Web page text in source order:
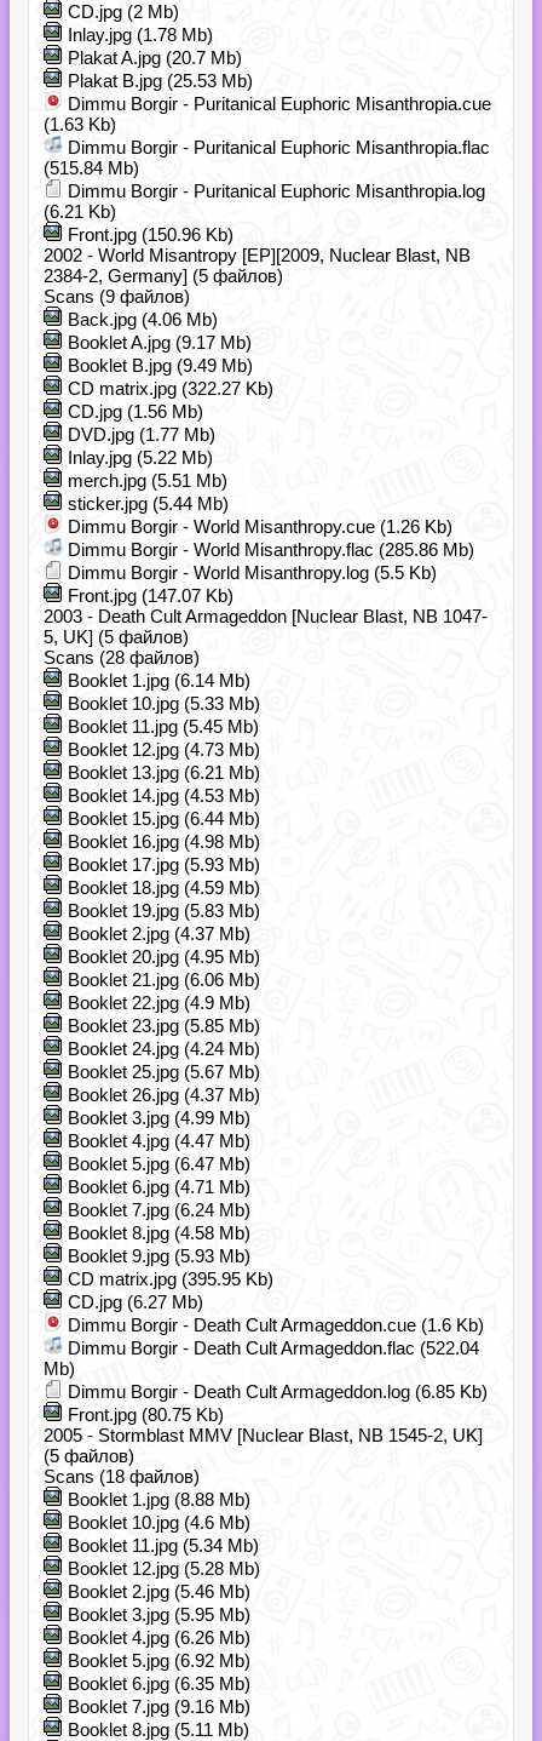
CD.jpg (2 Mb)
Inlay.jpg (1.78 Mb)
Plakat A.jpg (20.7 Mb)
Plakat B.jpg (25.53 Mb)
Dimmu Borgir - Puritanical Euphoric Misanthropia.cue
(1.63 Kb)
Dimmu Borgir - Puritanical Euphoric Misanthropia.flac
(515.84 Mb)
Dimmu Borgir - Puritanical Euphoric Misanthropia.log
(6.21 Kb)
Front.jpg (150.96 Kb)
2002 - World Misantropy [EP][2009, Nuclear Blast, NB
2384-2, Germany] (5 файлов)
Scans (9 файлов)
Back.jpg (4.06 Mb)
Booklet A.jpg (9.17 Mb)
Booklet B.jpg (9.49 Mb)
CD matrix.jpg (322.27 Kb)
CD.jpg (1.56 Mb)
DVD.jpg (1.77 Mb)
Inlay.jpg (5.22 Mb)
merch.jpg (5.51 Mb)
sticker.jpg (5.44 Mb)
Dimmu Borgir - World Misanthropy.cue (1.26 Kb)
Dimmu Borgir - World Misanthropy.flac (285.86 Mb)
Dimmu Borgir - World Misanthropy.log (5.5 Kb)
Front.jpg (147.07 Kb)
2003 - Death Cult Armageddon [Nuclear Blast, NB 1047-
5, UK] (5 файлов)
Scans (28 файлов)
Booklet 1.jpg (6.14 Mb)
Booklet 10.jpg (5.33 Mb)
Booklet 11.jpg (5.45 Mb)
Booklet 12.jpg (4.73 Mb)
Booklet 13.jpg (6.21 Mb)
Booklet 14.jpg (4.53 Mb)
Booklet 15.jpg (6.44 Mb)
Booklet 16.jpg (4.98 Mb)
Booklet 17.jpg (5.93 Mb)
Booklet 18.jpg (4.59 Mb)
Booklet 19.jpg (5.83 Mb)
Booklet 2.jpg (4.37 Mb)
Booklet 20.jpg (4.95 Mb)
Booklet 21.jpg (6.06 Mb)
Booklet 22.jpg (4.9 Mb)
Booklet 23.jpg (5.85 Mb)
Booklet 24.jpg (4.24 Mb)
Booklet 25.jpg (5.67 Mb)
Booklet 26.jpg (4.37 Mb)
Booklet 3.jpg (4.99 Mb)
Booklet 4.jpg (4.47 Mb)
Booklet 5.jpg (6.47 Mb)
Booklet 6.jpg (4.71 Mb)
Booklet 7.jpg (6.24 Mb)
Booklet 8.jpg (4.58 Mb)
Booklet 9.jpg (5.93 Mb)
CD matrix.jpg (395.95 Kb)
CD.jpg (6.27 Mb)
Dimmu Borgir - Death Cult Armageddon.cue (1.6 Kb)
Dimmu Borgir - Death Cult Armageddon.flac (522.04
Mb)
Dimmu Borgir - Death Cult Armageddon.log (6.85 Kb)
Front.jpg (80.75 Kb)
2005 - Stormblast MMV [Nuclear Blast, NB 1545-2, UK]
(5 файлов)
Scans (18 файлов)
Booklet 1.jpg (8.88 Mb)
Booklet 10.jpg (4.6 Mb)
Booklet 11.jpg (5.34 Mb)
Booklet 12.jpg (5.28 Mb)
Booklet 2.jpg (5.46 Mb)
Booklet 3.jpg (5.95 Mb)
Booklet 4.jpg (6.26 Mb)
Booklet 5.jpg (6.92 Mb)
Booklet 6.jpg (6.35 Mb)
Booklet 7.jpg (9.16 Mb)
Booklet 8.jpg (5.11 Mb)